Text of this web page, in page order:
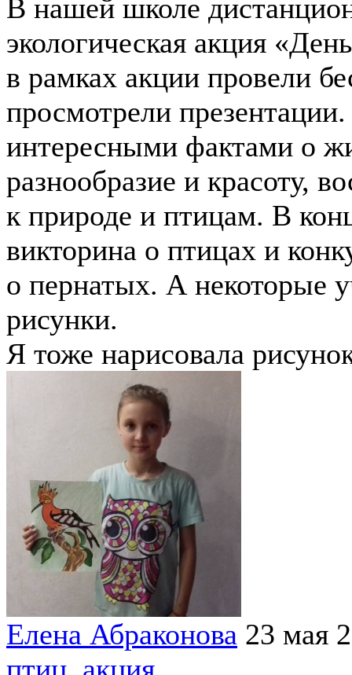
В нашей школе
экологическая акция
в рамках акции провели
просмотрели
интересными фактами о
разнообразие и красоту,
к природе и птицам. В
викторина о птицах и
о пернатых. А некоторые
рисунки.
Я тоже нарисовала
Елена Абраконова 23 мая
птиц акция